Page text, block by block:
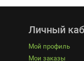
Личный
Мой профиль
Мои заказы